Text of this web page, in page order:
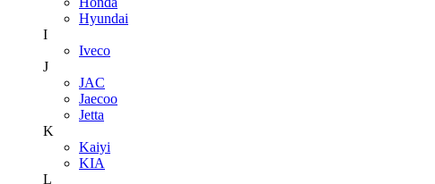
Hyundai
I
Iveco
J
JAC
Jaecoo
Jetta
K
Kaiyi
KIA
L